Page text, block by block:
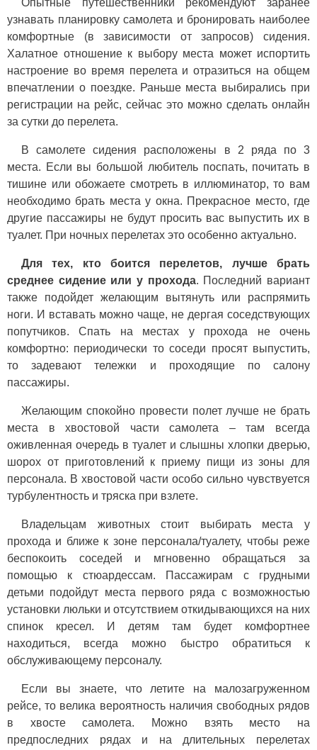
Опытные путешественники рекомендуют заранее
узнавать планировку самолета и бронировать наиболее
комфортные (в зависимости от запросов) сидения.
Халатное отношение к выбору места может испортить
настроение во время перелета и отразиться на общем
впечатлении о поездке. Раньше места выбирались при
регистрации на рейс, сейчас это можно сделать онлайн
за сутки до перелета.
В самолете сидения расположены в 2 ряда по 3
места. Если вы большой любитель поспать, почитать в
тишине или обожаете смотреть в иллюминатор, то вам
необходимо брать места у окна. Прекрасное место, где
другие пассажиры не будут просить вас выпустить их в
туалет. При ночных перелетах это особенно актуально.
Для тех, кто боится перелетов, лучше брать
среднее сидение или у прохода. Последний вариант
также подойдет желающим вытянуть или распрямить
ноги. И вставать можно чаще, не дергая соседствующих
попутчиков. Спать на местах у прохода не очень
комфортно: периодически то соседи просят выпустить,
то задевают тележки и проходящие по салону
пассажиры.
Желающим спокойно провести полет лучше не брать
места в хвостовой части самолета – там всегда
оживленная очередь в туалет и слышны хлопки дверью,
шорох от приготовлений к приему пищи из зоны для
персонала. В хвостовой части особо сильно чувствуется
турбулентность и тряска при взлете.
Владельцам животных стоит выбирать места у
прохода и ближе к зоне персонала/туалету, чтобы реже
беспокоить соседей и мгновенно обращаться за
помощью к стюардессам. Пассажирам с грудными
детьми подойдут места первого ряда с возможностью
установки люльки и отсутствием откидывающихся на них
спинок кресел. И детям там будет комфортнее
находиться, всегда можно быстро обратиться к
обслуживающему персоналу.
Если вы знаете, что летите на малозагруженном
рейсе, то велика вероятность наличия свободных рядов
в хвосте самолета. Можно взять место на
предпоследних рядах и на длительных перелетах